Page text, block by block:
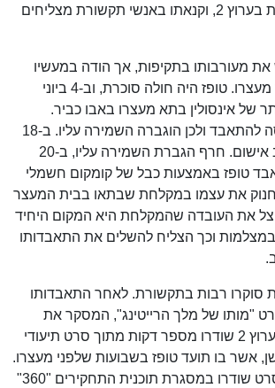
שלא ניתנה לו תוכנית בערוץ 2, וקנאתו באנשי תקשורת מצליחים
מעורבותו בתקיפות, אך הודה במעשיו
ימים ספורים לאחר מעצרו. טופז היה חולה סוכרת, וב-4 ביוני
של אינסולין בתא מעצרו באבו כביר.
ההנחה הייתה שניסה להתאבד ולכן הוגברה השמירה עליו. ב-18
ביוני הוגש נגדו כתב אישום. חרף הגברת השמירה עליו, ב-20
2009 התאבד טופז באמצעות כבל של קומקום חשמלי
את עצמו במקלחת שבתאו בבית המעצר
את העובדה שהמקלחת היא המקום היחיד
וכך הצליח להשלים את התאבדותו
סוקרו רבות בתקשורת. לאחר התאבדותו
בערוץ 10 הסרט "מותו של מלך הרייטינג", המסקר את
הפרשה, ובחדשות ערוץ 2 שודרו מספר דקות מתוך סרט תיעודי
אשר בו תועד טופז בשבועות שלפני מעצרו.
קטעים נוספים מהסרט שודרו במסגרת תוכנית התחקירים "360"